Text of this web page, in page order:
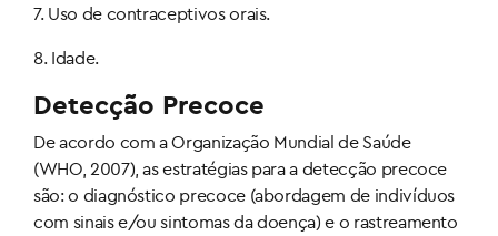
7. Uso de contraceptivos orais.
8. Idade.
Detecção Precoce
De acordo com a Organização Mundial de Saúde
(WHO, 2007), as estratégias para a detecção precoce
são: o diagnóstico precoce (abordagem de indivíduos
com sinais e/ou sintomas da doença) e o rastreamento